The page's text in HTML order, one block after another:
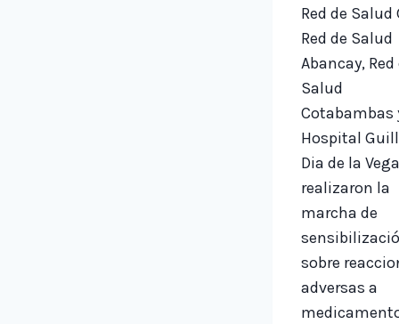
Red de Salud
Red de Salud
Abancay, Red
Salud
Cotabambas
Hospital
Dia de la
realizaron la
marcha de
sobre
adversas a